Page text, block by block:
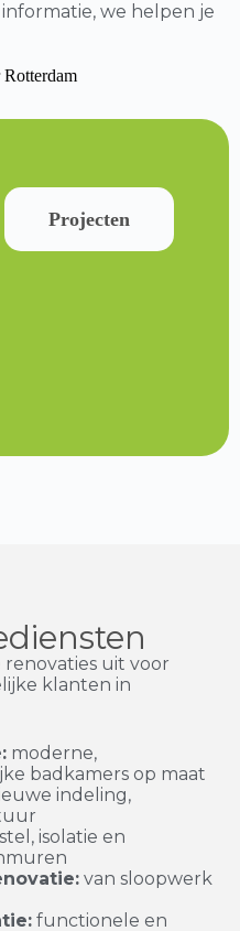
we helpen je
Projecten
uit voor
klanten in
moderne,
badkamers op maat
indeling,
isolatie en
van sloopwerk
functionele en